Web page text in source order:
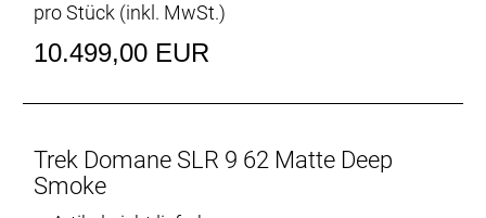
Gabel: Domane SLR, Carbon, konischer
Carbongabelschaft, interne Bremszugführung,
Scheibenbremsaufnahme Carbonausfallenden,
Schaltwerk vorne: Shimano Dura-Ace R9250 Di2,
Anlötversion, Down Swing
pro Stück (inkl. MwSt.)
10.499,00 EUR
Trek Domane SLR 9 62 Matte Deep
Smoke